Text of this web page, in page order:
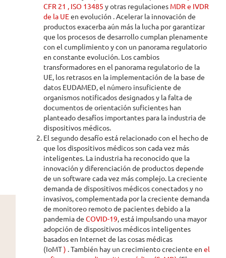
CFR 21 , ISO 13485 y otras regulaciones MDR e IVDR
de la UEen evolución . Acelerar la innovación de
productos exacerba aún más la lucha por garantizar
que los procesos de desarrollo cumplan plenamente
con el cumplimiento y con un panorama regulatorio
en constante evolución. Los cambios
transformadores en el panorama regulatorio de la
UE, los retrasos en la implementación de la base de
datos EUDAMED, el número insuficiente de
organismos notificados designados y la falta de
documentos de orientación suficientes han
planteado desafíos importantes para la industria de
dispositivos médicos.
El segundo desafío está relacionado con el hecho de
que los dispositivos médicos son cada vez más
inteligentes. La industria ha reconocido que la
innovación y diferenciación de productos depende
de un software cada vez más complejo. La creciente
demanda de dispositivos médicos conectados y no
invasivos, complementada por la creciente demanda
de monitoreo remoto de pacientes debido a la
pandemia de COVID-19, está impulsando una mayor
adopción de dispositivos médicos inteligentes
basados ​​en Internet de las cosas médicas
(IoMT) . También hay un crecimiento creciente en el